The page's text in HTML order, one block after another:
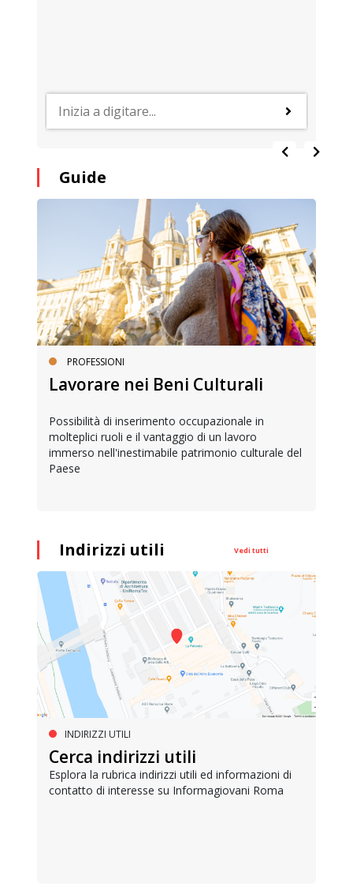
Guide
PROFESSIONI
Lavorare nei Beni Culturali
Possibilità di inserimento occupazionale in
molteplici ruoli e il vantaggio di un lavoro
immerso nell'inestimabile patrimonio culturale del
Paese
Indirizzi utili Vedi tutti
INDIRIZZI UTILI
Cerca indirizzi utili
Esplora la rubrica indirizzi utili ed informazioni di
contatto di interesse su Informagiovani Roma